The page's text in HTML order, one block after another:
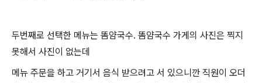
두번째로 선택한 메뉴는 똠얌국수. 똠얌국수 가게의 사진은 찍지
못해서 사진이 없는데
메뉴 주문을 하고 거기서 음식 받으려고 서 있으니깐 직원이 오더